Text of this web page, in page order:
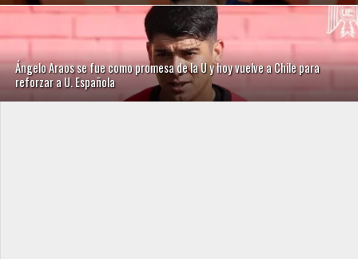
Ángelo Araos se fue como promesa de la U y hoy vuelve a Chile para
reforzar a U. Española